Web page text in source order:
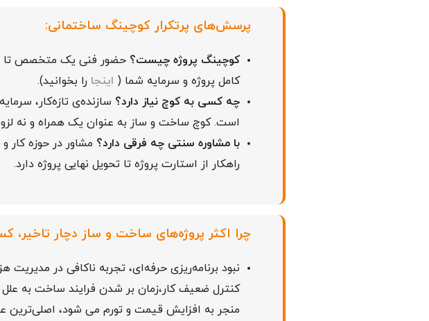
پرسش‌های پرتکرار کوچینگ ساختمانی:
کوچینگ پروژه چیست؟ حضور فنی یک متخصص تا
کامل پروژه و سرمایه شما ( اینجا را بخوانید).
چه کسی به کوچ نیاز دارد؟ سازنده‌ی تازه‌کار،
است. کوچ ساخت و ساز به عنوان یک همراه و نه
با مشاوره سنتی چه فرقی دارد؟ مشاور در حوزه
راهکار از استارت پروژه تا تحویل نهایی پروژه دارد.
چرا اکثر پروژه‌های ساخت و ساز دچار
نبود برنامه‌ریزی حرفه‌ای، تجربه ناکافی در مدیریت
کنترل ضعیف کار،زمان بر شدن فرایند ساخت به
منجر به افزایش قیمت و تورم می شود،